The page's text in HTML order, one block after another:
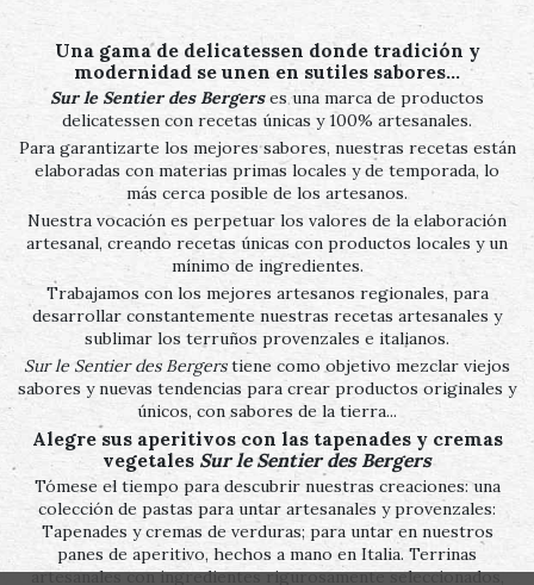
Una gama de delicatessen donde tradición y
modernidad se unen en sutiles sabores…
Sur le Sentier des Bergerses una marca de productos
delicatessen con recetas únicas y 100% artesanales.
Para garantizarte los mejores sabores, nuestras recetas están
elaboradas con materias primas locales y de temporada, lo
más cerca posible de los artesanos.
Nuestra vocación es perpetuar los valores de la elaboración
artesanal, creando recetas únicas con productos locales y un
mínimo de ingredientes.
Trabajamos con los mejores artesanos regionales, para
desarrollar constantemente nuestras recetas artesanales y
sublimar los terruños provenzales e italianos.
Sur le Sentier des Bergerstiene como objetivo mezclar viejos
sabores y nuevas tendencias para crear productos originales y
únicos, con sabores de la tierra...
Alegre sus aperitivos con las tapenades y cremas
vegetales Sur le Sentier des Bergers
Tómese el tiempo para descubrir nuestras creaciones: una
colección de pastas para untar artesanales y provenzales:
Tapenades y cremas de verduras; para untar en nuestros
panes de aperitivo, hechos a mano en Italia. Terrinas
artesanales con ingredientes rigurosamente seleccionados,